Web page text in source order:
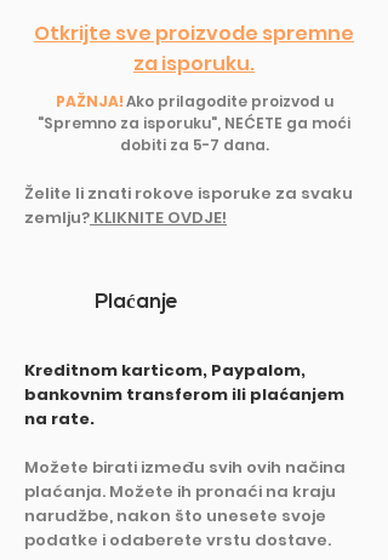
Otkrijte sve proizvode spremne
za isporuku.
PAŽNJA!Ako prilagodite proizvod u
"Spremno za isporuku", NEĆETE ga moći
dobiti za 5-7 dana.
Želite li znati rokove isporuke za svaku
zemlju? KLIKNITE OVDJE!
Plaćanje
Kreditnom karticom, Paypalom,
bankovnim transferom ili plaćanjem
na rate.
Možete birati između svih ovih načina
plaćanja. Možete ih pronaći na kraju
narudžbe, nakon što unesete svoje
podatke i odaberete vrstu dostave.